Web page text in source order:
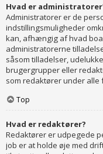
Hvad er
Administratorer er de
indstillingsmuligheder
kan, afhængig af hvad
administratorerne
såsom tilladelser,
brugergrupper eller
som redaktører under alle
Top
Hvad er redaktører?
Redaktører er udpegede
job er at holde øje med